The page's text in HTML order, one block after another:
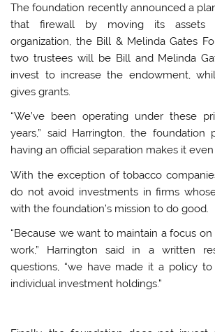
The foundation recently announced a
that firewall by moving its assets
organization, the Bill & Melinda Gates
two trustees will be Bill and Melinda
invest to increase the endowment,
gives grants.
“We’ve been operating under these
years,” said Harrington, the foundation
having an official separation makes it even
With the exception of tobacco
do not avoid investments in firms
with the foundation’s mission to do good.
“Because we want to maintain a focus
work,” Harrington said in a written
questions, “we have made it a policy
individual investment holdings.”